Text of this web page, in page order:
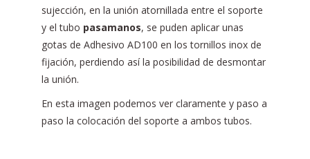
sujección, en la unión atornillada entre el soporte
y el tubo pasamanos, se puden aplicar unas
gotas de Adhesivo AD100 en los tornillos inox de
fijación, perdiendo así la posibilidad de desmontar
la unión.
En esta imagen podemos ver claramente y paso a
paso la colocación del soporte a ambos tubos.